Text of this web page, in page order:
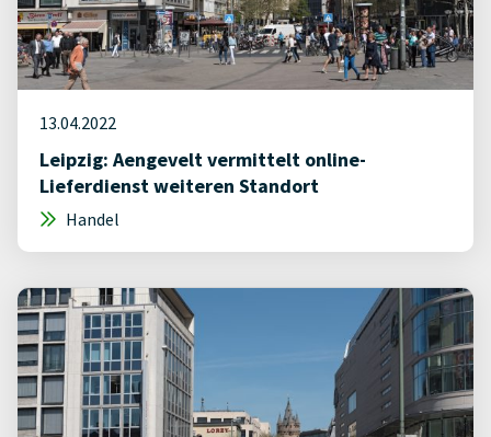
13.04.2022
Leipzig: Aengevelt vermittelt online-
Lieferdienst weiteren Standort
Handel